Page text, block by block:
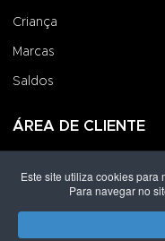
Criança
Marcas
Saldos
ÁREA DE CLIENTE
Criar uma Conta
Este site utiliza cookies para
Para navegar no